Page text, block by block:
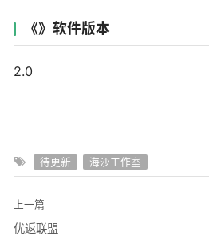
《》软件版本
2.0
待更新 海沙工作室
上一篇
优返联盟